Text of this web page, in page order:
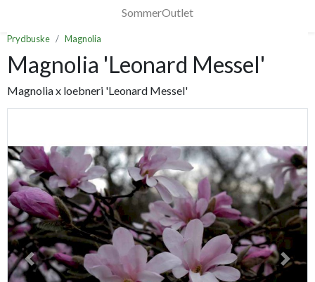
SommerOutlet
Prydbuske Magnolia
Magnolia 'Leonard Messel'
Magnolia x loebneri 'Leonard Messel'
Previous Next